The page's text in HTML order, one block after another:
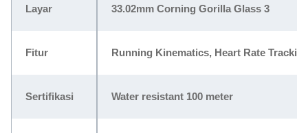
Layar 33.02mm Corning Gorilla Glass 3
Fitur Running Kinematics, Heart Rate
Sertifikasi Water resistant 100 meter